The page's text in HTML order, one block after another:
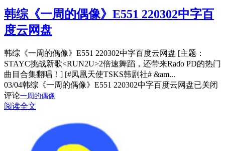
韩综《一周的偶像》E551 220302中字百
度云网盘
韩综《一周的偶像》E551 220302中字百度云网盘 [主题：
STAYC挑战新歌<RUN2U>2倍速舞蹈，还带来Rado PD的热门
曲目合集翻唱！] [#凤凰天使TSKS韩剧社# &am...
03/04韩综《一周的偶像》E551 220302中字百度云网盘已关闭
评论一周的偶像
阅读全文